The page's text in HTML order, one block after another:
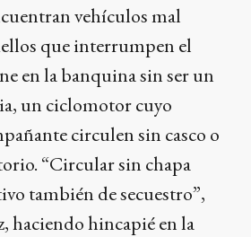
vehículos mal
que interrumpen el
en la banquina sin ser un
un ciclomotor cuyo
circulen sin casco o
“Circular sin chapa
también de secuestro”,
haciendo hincapié en la